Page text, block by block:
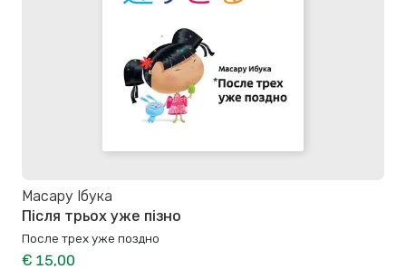
Масару Ібука
Після трьох уже пізно
После трех уже поздно
€ 15,00